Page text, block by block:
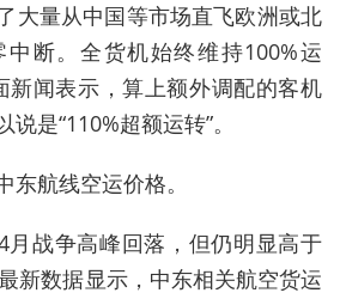
大量从中国等市场直飞欧洲或北
断。全货机始终维持100%运
新闻表示，算上额外调配的客机
是“110%超额运转”。
航线空运价格。
月战争高峰回落，但仍明显高于
新数据显示，中东相关航空货运